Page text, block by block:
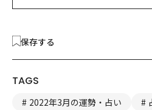
保存する
TAGS
2022年3月の運勢・占い